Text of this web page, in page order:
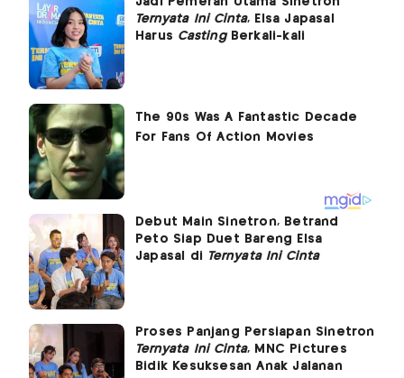
Ternyata Ini Cinta, Elsa Japasal
Harus CastingBerkali-kali
Debut Main Sinetron, Betrand
Peto Siap Duet Bareng Elsa
Japasal di Ternyata Ini Cinta
Proses Panjang Persiapan Sinetron
Ternyata Ini Cinta, MNC Pictures
Bidik Kesuksesan Anak Jalanan